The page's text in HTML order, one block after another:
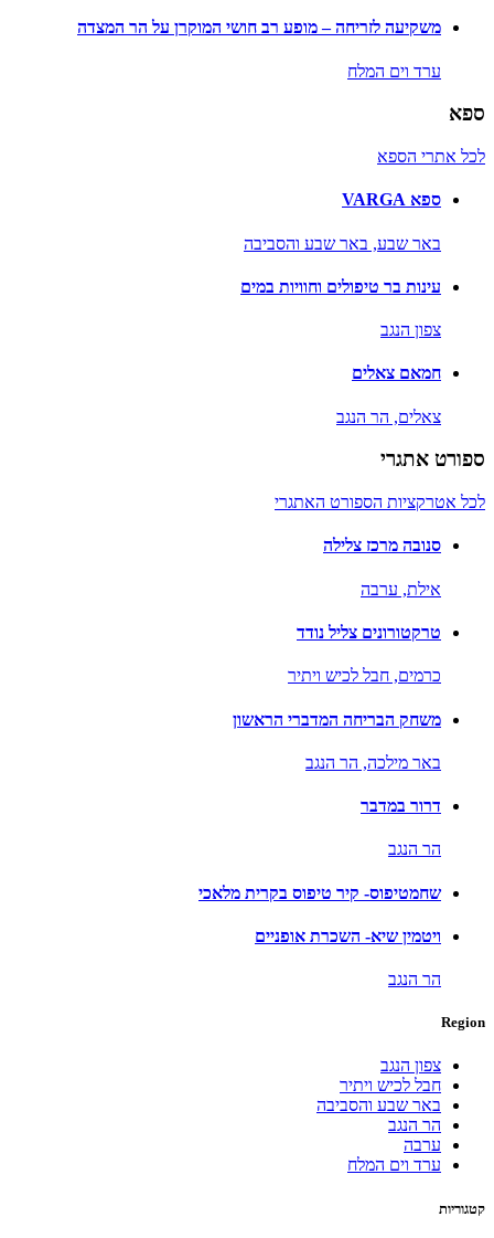
משקיעה לזריחה – מופע רב חושי המוקרן על הר המצדה
ערד וים המלח
ספא
לכל אתרי הספא
ספא VARGA
באר שבע, באר שבע והסביבה
עינות בר טיפולים וחוויות במים
צפון הנגב
חמאם צאלים
צאלים, הר הנגב
ספורט אתגרי
לכל אטרקציות הספורט האתגרי
סנובה מרכז צלילה
אילת, ערבה
טרקטורונים צליל נודד
כרמים, חבל לכיש ויתיר
משחק הבריחה המדברי הראשון
באר מילכה, הר הנגב
דרור במדבר
הר הנגב
שחמטיפוס- קיר טיפוס בקרית מלאכי
ויטמין שיא- השכרת אופניים
הר הנגב
Region
צפון הנגב
חבל לכיש ויתיר
באר שבע והסביבה
הר הנגב
ערבה
ערד וים המלח
קטגוריות